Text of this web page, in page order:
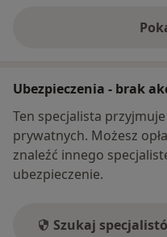
Ubezpieczenia - brak
Ten specjalista
prywatnych. Możesz
znaleźć innego
ubezpieczenie.
Szukaj